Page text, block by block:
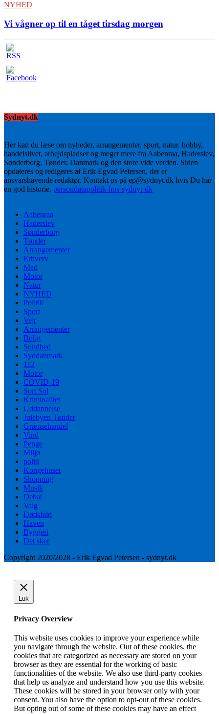
NYHED
Vi vågner op til en tåget tirsdag morgen
Sydnyt.dk
Her kan du læse om nyheder, arrangementer, sport, natur, hobby,
handelslivet, arbejdspladser og meget mere fra Aabenraa, Haderslev,
Sønderborg, Tønder, Danmark og den store vide verden. Siden
opdateres og redigeres af Erik Egvad Petersen, der er
ansvarshavende redaktør. Kontakt os på ep@sydnyt.dk hvis Du har
en god historie. persondatapolitik-hos-sydnyt-dk
Aabenraa
Haderslev
Sønderborg
Tønder
Arrangementer
Erhverv
Mad
Motor
Natur
NYHED
Politik
Sport
Vejr
Arrangementer
Bolig
Sundhed
Syddanmark
112
Motor
COVID-19
Sort Sol
Kriminalitet
Uddannelse
Julebyen Tønder
Grænsehandel
Vind
Penge
Miljø
politi
Kongehuset
Shopping
Musik
Debat
Valg
Dødsfald
Haven
Byggeri
Det sker
Copyright 2020/2028 - Erik Egvad Petersen - sydnyt.dk
Luk
Privacy Overview
This website uses cookies to improve your experience while
you navigate through the website. Out of these cookies, the
cookies that are categorized as necessary are stored on your
browser as they are essential for the working of basic
functionalities of the website. We also use third-party cookies
that help us analyze and understand how you use this website.
These cookies will be stored in your browser only with your
consent. You also have the option to opt-out of these cookies.
But opting out of some of these cookies may have an effect